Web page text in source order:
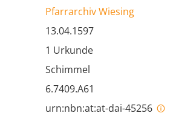
Pfarrarchiv Wiesing
13.04.1597
1 Urkunde
Schimmel
6.7409.A61
urn:nbn:at:at-dai-45256